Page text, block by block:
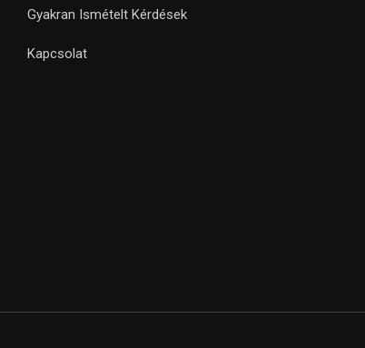
Gyakran Ismételt Kérdések
Kapcsolat